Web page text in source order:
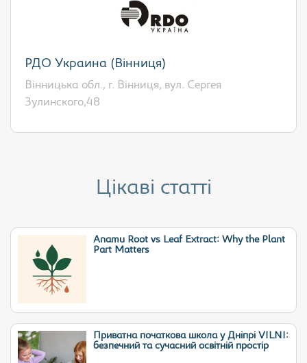
РДО Украина (Вінниця)
Вінницька обл., г. Вінниця, вул. Сергея
Зулинского,48
Цікаві статті
Anamu Root vs Leaf Extract: Why the Plant
Part Matters
Приватна початкова школа у Дніпрі VILNI:
безпечний та сучасний освітній простір